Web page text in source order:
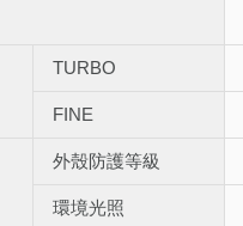
TURBO
FINE
外殼防護等級
環境光照